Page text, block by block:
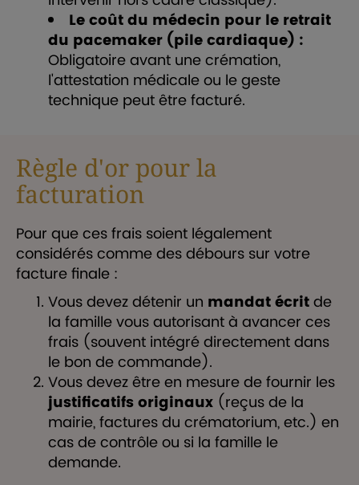
Le coût du médecin pour le retrait
du pacemaker (pile cardiaque) :
Obligatoire avant une crémation,
l'attestation médicale ou le geste
technique peut être facturé.
Règle d'or pour la
facturation
Pour que ces frais soient légalement
considérés comme des débours sur votre
facture finale :
Vous devez détenir un mandat écritde
la famille vous autorisant à avancer ces
frais (souvent intégré directement dans
le bon de commande).
Vous devez être en mesure de fournir les
justificatifs originaux (reçus de la
mairie, factures du crématorium, etc.) en
cas de contrôle ou si la famille le
demande.